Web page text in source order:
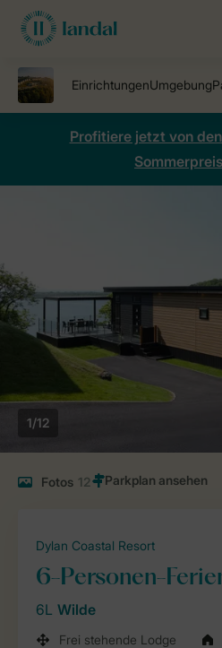
Profitiere jetzt von
1/12
Fotos 12
Dylan Coastal Resort
6-Personen-
6L Wilde
Frei stehende Lodge